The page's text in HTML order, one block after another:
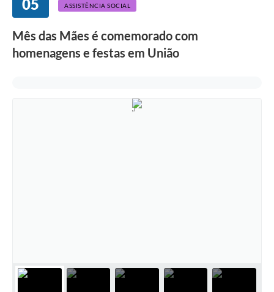
05 ASSISTÊNCIA SOCIAL
Mês das Mães é comemorado com
homenagens e festas em União